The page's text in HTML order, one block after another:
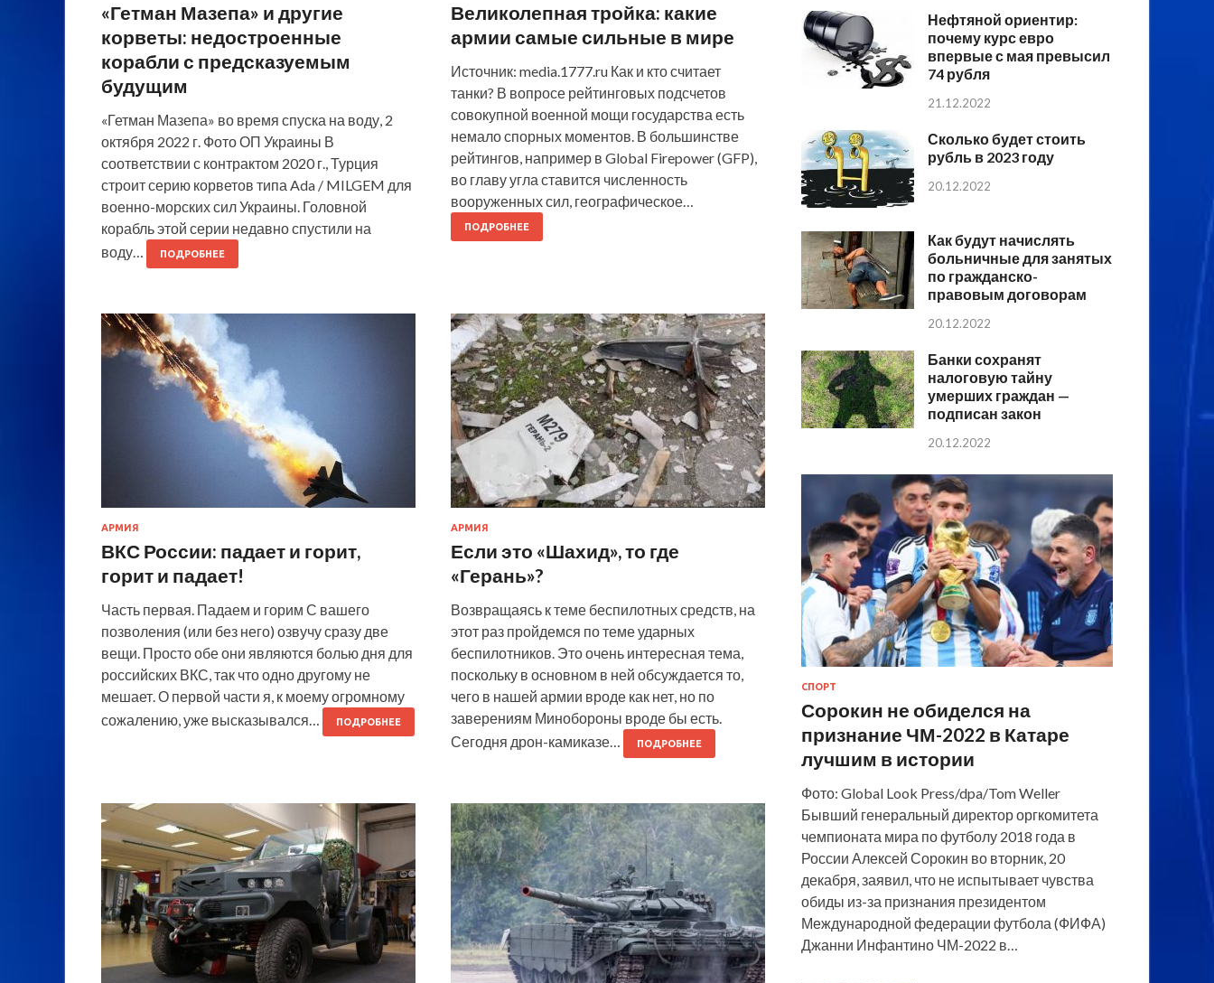
«Гетман Мазепа» и другие
корветы: недостроенные
корабли с предсказуемым
будущим
«Гетман Мазепа» во время спуска на воду, 2
октября 2022 г. Фото ОП Украины В
соответствии с контрактом 2020 г., Турция
строит серию корветов типа Ada / MILGEM для
военно-морских сил Украины. Головной
корабль этой серии недавно спустили на
воду…
ПОДРОБНЕЕ
Великолепная тройка: какие
армии самые сильные в мире
Источник: media.1777.ru Как и кто считает
танки? В вопросе рейтинговых подсчетов
совокупной военной мощи государства есть
немало спорных моментов. В большинстве
рейтингов, например в Global Firepower (GFP),
во главу угла ставится численность
вооруженных сил, географическое…
ПОДРОБНЕЕ
АРМИЯ
ВКС России: падает и горит,
горит и падает!
Часть первая. Падаем и горим С вашего
позволения (или без него) озвучу сразу две
вещи. Просто обе они являются болью дня для
российских ВКС, так что одно другому не
мешает. О первой части я, к моему огромному
сожалению, уже высказывался…
ПОДРОБНЕЕ
АРМИЯ
Если это «Шахид», то где
«Герань»?
Возвращаясь к теме беспилотных средств, на
этот раз пройдемся по теме ударных
беспилотников. Это очень интересная тема,
поскольку в основном в ней обсуждается то,
чего в нашей армии вроде как нет, но по
заверениям Минобороны вроде бы есть.
Сегодня дрон-камиказе…
ПОДРОБНЕЕ
Нефтяной ориентир:
почему курс евро
впервые с мая превысил
74 рубля
21.12.2022
Сколько будет стоить
рубль в 2023 году
20.12.2022
Как будут начислять
больничные для занятых
по гражданско-
правовым договорам
20.12.2022
Банки сохранят
налоговую тайну
умерших граждан —
подписан закон
20.12.2022
СПОРТ
Сорокин не обиделся на
признание ЧМ-2022 в Катаре
лучшим в истории
Фото: Global Look Press/dpa/Tom Weller
Бывший генеральный директор оргкомитета
чемпионата мира по футболу 2018 года в
России Алексей Сорокин во вторник, 20
декабря, заявил, что не испытывает чувства
обиды из-за признания президентом
Международной федерации футбола (ФИФА)
Джанни Инфантино ЧМ-2022 в…